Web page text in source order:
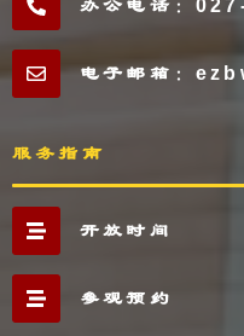
办公电话：
电子邮箱：
服务指南
开放时间
参观预约